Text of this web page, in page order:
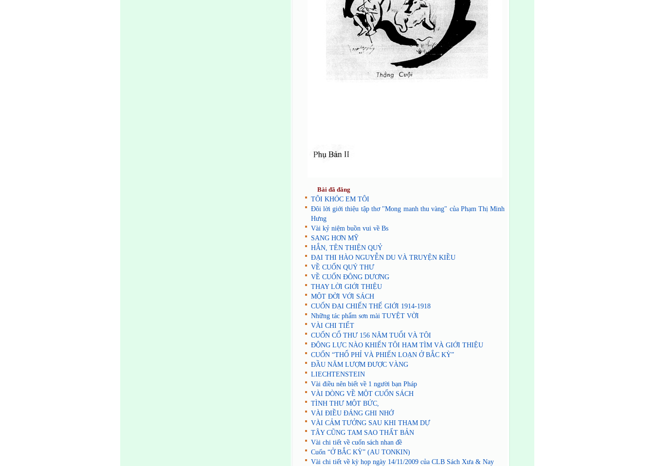
Bài đã đăng
TÔI KHÓC EM TÔI
Đôi lời giới thiệu tập thơ "Mong manh thu vàng" của Phạm Thị Minh
Hưng
Vài kỷ niệm buồn vui về Bs
SANG HƠN MỸ
HẮN, TÊN THIỆN QUỶ
ĐẠI THI HÀO NGUYỄN DU VÀ TRUYỆN KIỀU
VỀ CUỐN QUÝ THƯ
VỀ CUỐN ĐÔNG DƯƠNG
THAY LỜI GIỚI THIỆU
MỘT ĐỜI VỚI SÁCH
CUỐN ĐẠI CHIẾN THẾ GIỚI 1914-1918
Những tác phẩm sơn mài TUYỆT VỜI
VÀI CHI TIẾT
CUỐN CỔ THƯ 156 NĂM TUỔI VÀ TÔI
ĐỘNG LỰC NÀO KHIẾN TÔI HAM TÌM VÀ GIỚI THIỆU
CUỐN “THỔ PHỈ VÀ PHIẾN LOẠN Ở BẮC KỲ”
ĐẦU NĂM LƯỢM ĐƯỢC VÀNG
LIECHTENSTEIN
Vài điều nên biết về 1 người bạn Pháp
VÀI DÒNG VỀ MỘT CUỐN SÁCH
TÌNH THƯ MỘT BỨC,
VÀI ĐIỀU ĐÁNG GHI NHỚ
VÀI CẢM TƯỞNG SAU KHI THAM DỰ
TÂY CŨNG TAM SAO THẤT BẢN
Vài chi tiết về cuốn sách nhan đề
Cuốn “Ở BẮC KỲ” (AU TONKIN)
Vài chi tiết về kỳ họp ngày 14/11/2009 của CLB Sách Xưa & Nay